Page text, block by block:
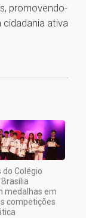
promovendo-
cidadania ativa
do Colégio
medalhas em
competições